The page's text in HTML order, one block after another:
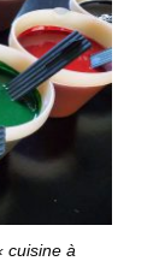
cuisine à